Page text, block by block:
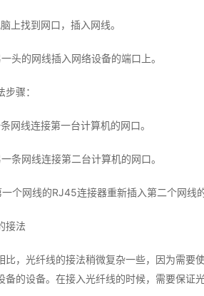
上找到网口，插入网线。
头的网线插入网络设备的端口上。
步骤：
网线连接第一台计算机的网口。
条网线连接第二台计算机的网口。
个网线的RJ45连接器重新插入第二个网线
接法
比，光纤线的接法稍微复杂一些，因为需要
备的设备。在接入光纤线的时候，需要保证